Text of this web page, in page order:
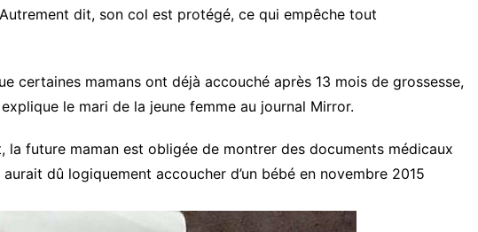
dit, son col est protégé, ce qui empêche tout
certaines mamans ont déjà accouché après 13 mois de grossesse,
le mari de la jeune femme au journal Mirror.
la future maman est obligée de montrer des documents médicaux
dû logiquement accoucher d’un bébé en novembre 2015